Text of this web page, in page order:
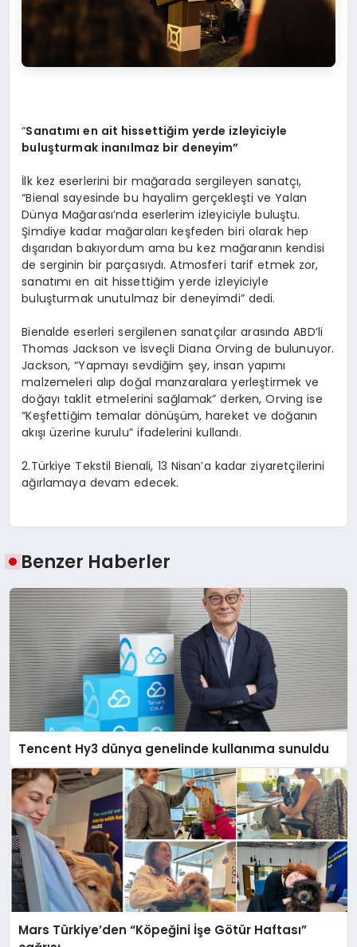
“Sanatımı en ait hissettiğim yerde izleyiciyle
buluşturmak inanılmaz bir deneyim”
İlk kez eserlerini bir mağarada sergileyen sanatçı,
“Bienal sayesinde bu hayalim gerçekleşti ve Yalan
Dünya Mağarası’nda eserlerim izleyiciyle buluştu.
Şimdiye kadar mağaraları keşfeden biri olarak hep
dışarıdan bakıyordum ama bu kez mağaranın kendisi
de serginin bir parçasıydı. Atmosferi tarif etmek zor,
sanatımı en ait hissettiğim yerde izleyiciyle
buluşturmak unutulmaz bir deneyimdi” dedi.
Bienalde eserleri sergilenen sanatçılar arasında ABD’li
Thomas Jackson ve İsveçli Diana Orving de bulunuyor.
Jackson, “Yapmayı sevdiğim şey, insan yapımı
malzemeleri alıp doğal manzaralara yerleştirmek ve
doğayı taklit etmelerini sağlamak” derken, Orving ise
“Keşfettiğim temalar dönüşüm, hareket ve doğanın
akışı üzerine kurulu” ifadelerini kullandı.
2.Türkiye Tekstil Bienali, 13 Nisan’a kadar ziyaretçilerini
ağırlamaya devam edecek.
Benzer Haberler
Tencent Hy3 dünya genelinde kullanıma sunuldu
Mars Türkiye’den “Köpeğini İşe Götür Haftası”